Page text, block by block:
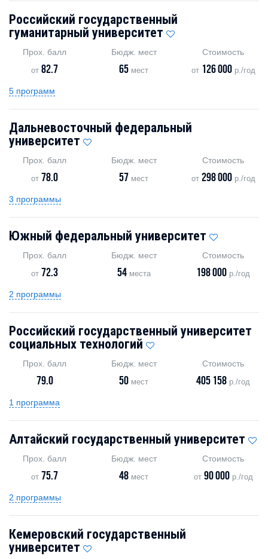
Российский государственный
гуманитарный университет
Прох. балл
от82.7
Бюдж. мест
65 мест
Стоимость
от 126 000р./год
5 программ
Дальневосточный федеральный
университет
Прох. балл
от 78.0
Бюдж. мест
57 мест
Стоимость
от 298 000р./год
3 программы
Южный федеральный университет
Прох. балл
от 72.3
Бюдж. мест
54места
Стоимость
198 000 р./год
2 программы
Российский государственный университет
социальных технологий
Прох. балл
79.0
Бюдж. мест
50 мест
Стоимость
405 158 р./год
1 программа
Алтайский государственный университет
Прох. балл
от 75.7
Бюдж. мест
48 мест
Стоимость
от 90 000р./год
2 программы
Кемеровский государственный
университет